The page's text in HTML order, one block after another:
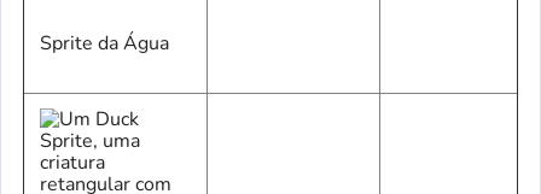
Sprite da Água